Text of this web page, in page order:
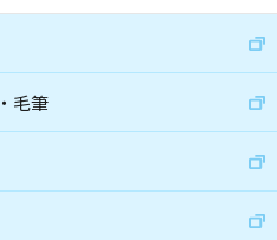
毛筆